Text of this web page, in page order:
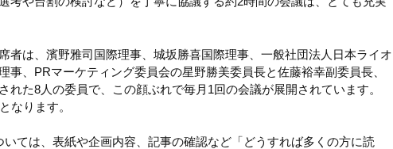
者は、濱野雅司国際理事、城坂勝喜国際理事、一般社団法人日本ライオ
事、PRマーケティング委員会の星野勝美委員長と佐藤裕幸副委員長、
れた8人の委員で、この顔ぶれで毎月1回の会議が展開されています。
なります。
ては、表紙や企画内容、記事の確認など「どうすれば多くの方に読